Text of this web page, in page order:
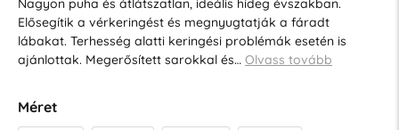
Nagyon puha és átlátszatlan, ideális hideg évszakban.
Elősegítik a vérkeringést és megnyugtatják a fáradt
lábakat. Terhesség alatti keringési problémák esetén is
ajánlottak. Megerősített sarokkal és… Olvass tovább
Méret